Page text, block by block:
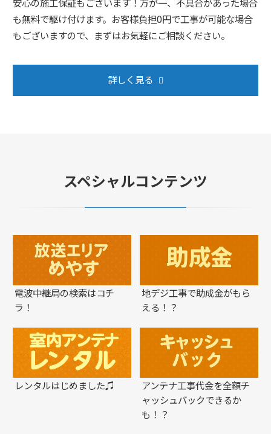
安心の施工保証もございます！万が一、不具合があった場合
も無料で駆け付けます。お客様負担0円で工事が可能な場合
もございますので、まずはお気軽にご相談ください。
詳しく見る
スペシャルコンテンツ
電波中継局の検索はコチ
ラ！
地デジ工事で助成金がもら
える！？
レンタルはじめました♫
アンテナ工事代金を全額チ
ャッシュバックできるか
も！？